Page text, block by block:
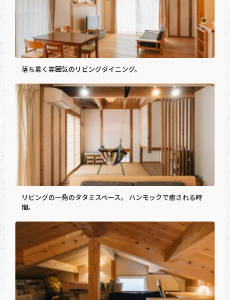
落ち着く雰囲気のリビングダイニング。
リビングの一角のタタミスペース。 ハンモックで癒される時
間。